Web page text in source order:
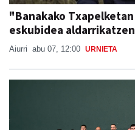
"Banakako
eskubidea
Aiurri abu 07, 12:00 URNIETA